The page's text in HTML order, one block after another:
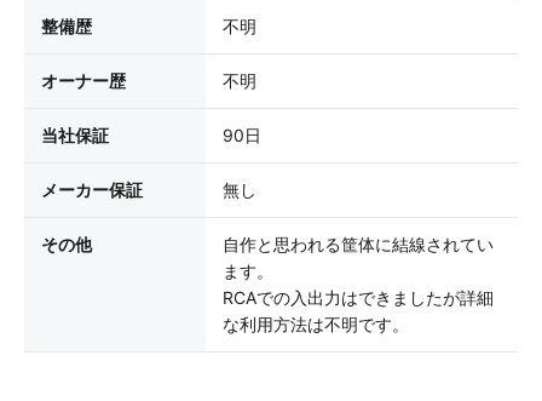
整備歴 不明
オーナー歴 不明
当社保証 90日
メーカー保証 無し
その他
自作と思われる筐体に結線されてい
ます。
RCAでの入出力はできましたが詳細
な利用方法は不明です。